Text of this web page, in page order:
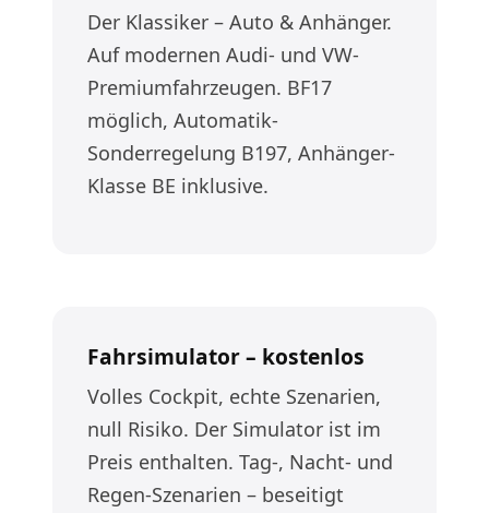
Der Klassiker – Auto & Anhänger.
Auf modernen Audi- und VW-
Premiumfahrzeugen. BF17
möglich, Automatik-
Sonderregelung B197, Anhänger-
Klasse BE inklusive.
Fahrsimulator – kostenlos
Volles Cockpit, echte Szenarien,
null Risiko. Der Simulator ist im
Preis enthalten. Tag-, Nacht- und
Regen-Szenarien – beseitigt